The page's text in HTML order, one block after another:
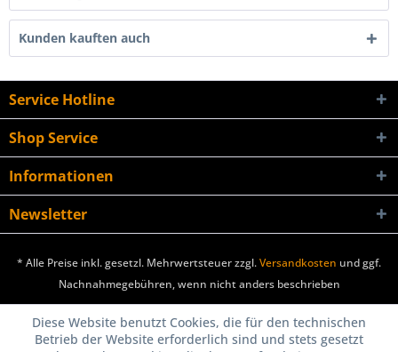
Kunden kauften auch
Service Hotline
Shop Service
Informationen
Newsletter
* Alle Preise inkl. gesetzl. Mehrwertsteuer zzgl.Versandkosten und ggf.
Nachnahmegebühren, wenn nicht anders beschrieben
Diese Website benutzt Cookies, die für den technischen
Betrieb der Website erforderlich sind und stets gesetzt